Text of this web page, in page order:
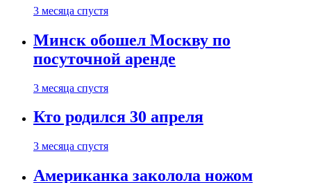
3 месяца спустя
Минск обошел Москву по
посуточной аренде
3 месяца спустя
Кто родился 30 апреля
3 месяца спустя
Американка заколола ножом